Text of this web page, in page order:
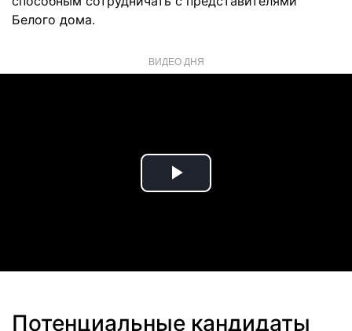
Белого дома.
ВИДЕО ДНЯ
Play
Потенциальные кандидаты